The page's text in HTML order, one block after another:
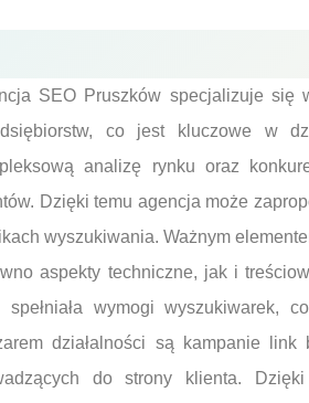
SEO Pruszków specjalizuje się
co jest kluczowe w
analizę rynku oraz
Dzięki temu agencja może
wyszukiwania. Ważnym
aspekty techniczne, jak i
spełniała wymogi wyszukiwarek,
działalności są kampanie
do strony klienta.